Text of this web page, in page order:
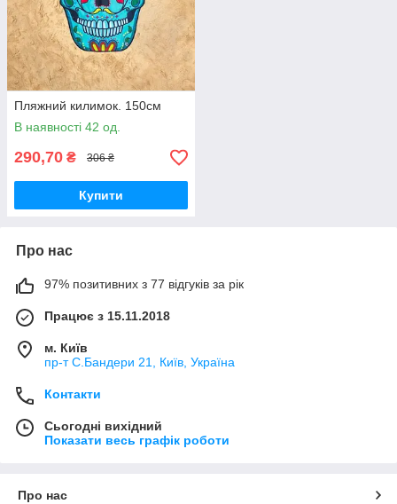
Пляжний килимок. 150см
В наявності 42 од.
290,70 ₴ 306 ₴
Купити
Про нас
97% позитивних з 77 відгуків за рік
Працює з 15.11.2018
м. Київ
пр-т С.Бандери 21, Київ, Україна
Контакти
Сьогодні вихідний
Показати весь графік роботи
Про нас